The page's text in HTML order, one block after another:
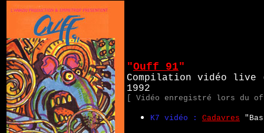
"Ouff 91"
Compilation vidéo live
1992
[ Vidéo enregistré lors du
K7 vidéo : Cadavres